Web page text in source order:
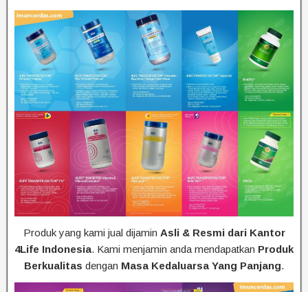
Produk yang kami jual dijamin Asli & Resmi dari Kantor
4Life Indonesia. Kami menjamin anda mendapatkan Produk
Berkualitas dengan Masa Kedaluarsa Yang Panjang.